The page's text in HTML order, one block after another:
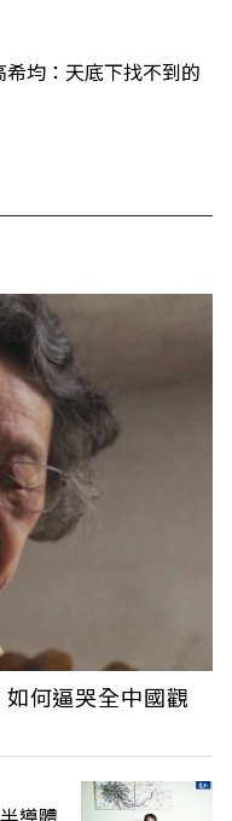
均：天底下找不到的
何逼哭全中國觀